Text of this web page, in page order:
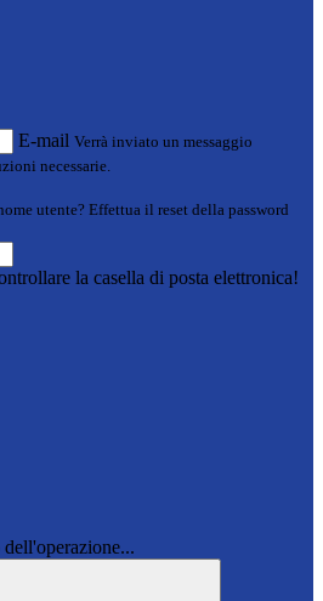
E-mail Verrà inviato un messaggio
necessarie.
utente? Effettua il reset della password
la casella di posta elettronica!